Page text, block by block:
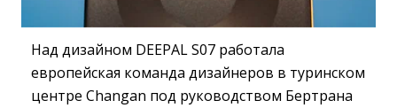
Над дизайном DEEPAL S07 работала
европейская команда дизайнеров в туринском
центре Changan под руководством Бертрана